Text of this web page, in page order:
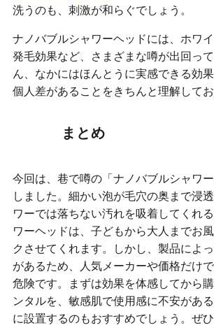
洗うのも、刺激が和らぐでしょう。
ナノバブルシャワーヘッドには、ホワ
発毛効果など、さまざまな噂が出回っ
ん、なかにはほんとうに実感できる効果
個人差があることをきちんと理解してお
まとめ
今回は、巷で噂の「ナノバブルシャワ
しました。細かい泡が毛穴の奥まで浸
ワーでは落ちない汚れを吸着してくれ
ワーヘッドは、子どもから大人までお
クさせてくれます。しかし、製品によ
があるため、人気メーカーや価格だけ
危険です。まずは効果を体感してから
ンタルを、敏感肌で使用感に不安があ
に設置するのもおすすめでしょう。ぜ